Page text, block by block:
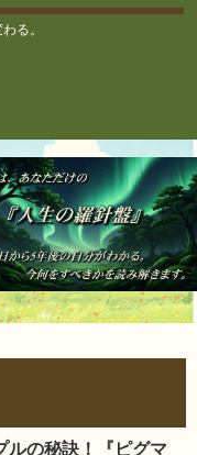
る。
ルの秘訣！『ピグマ